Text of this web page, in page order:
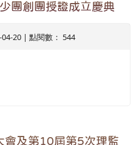
團創團授證成立慶典
20 | 點閱數： 544
會及第10屆第5次理監